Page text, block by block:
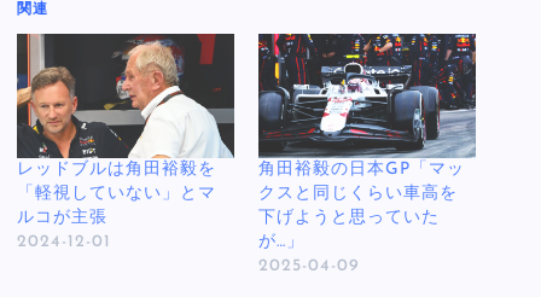
関連
レッドブルは角田裕毅を
「軽視していない」とマ
ルコが主張
2024-12-01
角田裕毅の日本GP「マッ
クスと同じくらい車高を
下げようと思っていた
が…」
2025-04-09